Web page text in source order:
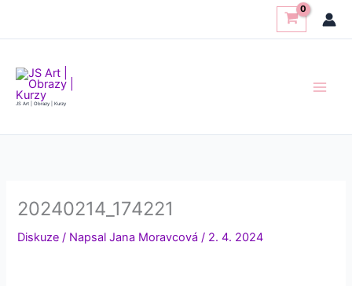
JS Art | Obrazy | Kurzy
20240214_174221
Diskuze / NapsalJana Moravcová/ 2. 4. 2024